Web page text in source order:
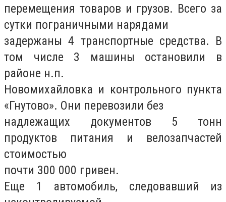
перемещения товаров и грузов. Всего за
сутки пограничными нарядами
задержаны 4 транспортные средства. В
том числе 3 машины остановили в
районе н.п.
Новомихайловка и контрольного пункта
«Гнутово». Они перевозили без
надлежащих документов 5 тонн
продуктов питания и велозапчастей
стоимостью
почти 300 000 гривен.
Еще 1 автомобиль, следовавший из